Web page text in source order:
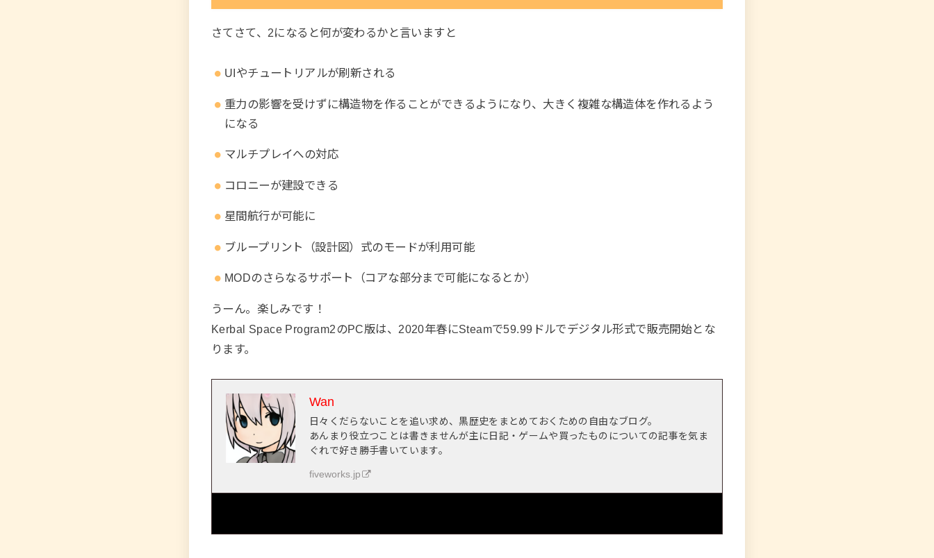
さてさて、2になると何が変わるかと言いますと
UIやチュートリアルが刷新される
重力の影響を受けずに構造物を作ることができるようになり、大きく複雑な構造体を作れるよう
になる
マルチプレイへの対応
コロニーが建設できる
星間航行が可能に
ブループリント（設計図）式のモードが利用可能
MODのさらなるサポート（コアな部分まで可能になるとか）
うーん。楽しみです！
Kerbal Space Program2のPC版は、2020年春にSteamで59.99ドルでデジタル形式で販売開始とな
ります。
Wan
日々くだらないことを追い求め、黒歴史をまとめておくための自由なブログ。
あんまり役立つことは書きませんが主に日記・ゲームや買ったものについての記事を気ま
ぐれで好き勝手書いています。
fiveworks.jp